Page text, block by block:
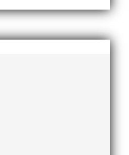
plats och igång